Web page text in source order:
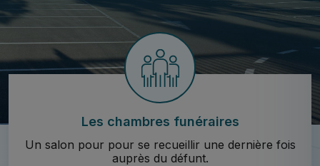
Les chambres funéraires
Un salon pour pour se recueillir une dernière fois
auprès du défunt.